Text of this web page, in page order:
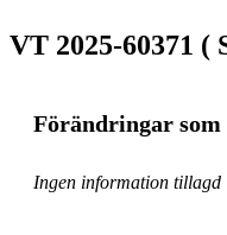
VT 2025-60371 (
Förändringar
Ingen information tillagd